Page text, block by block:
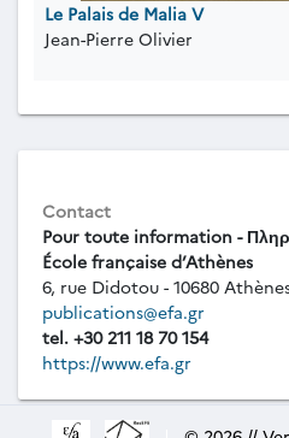
Le Palais de Malia V
Jean-Pierre Olivier
Contact
Pour toute information -
École française d’Athènes
6, rue Didotou - 10680
publications@efa.gr
tel. +30 211 18 70 154
https://www.efa.gr